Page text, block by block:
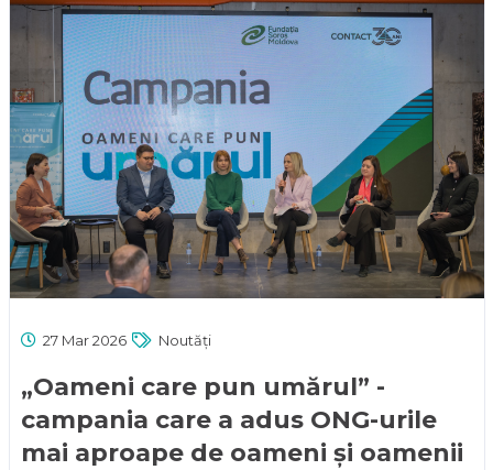
27 Mar 2026 Noutăți
„Oameni care pun umărul” -
campania care a adus ONG-urile
mai aproape de oameni și oamenii